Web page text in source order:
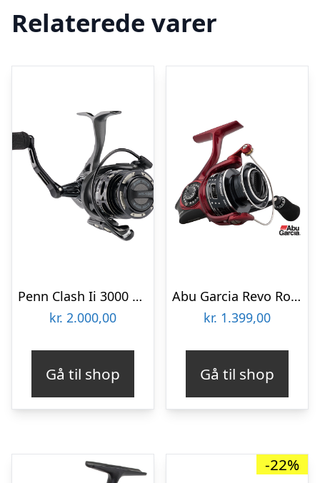
Relaterede varer
Penn Clash Ii 3000 – Fastspolehjul
kr. 2.000,00
Gå til shop
Abu Garcia Revo Rocket Spin 20 – Fastspolehjul
kr. 1.399,00
Gå til shop
-22%